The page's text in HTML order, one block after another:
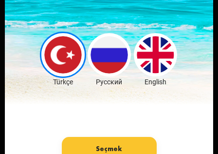
Скачай мобильное
приложение
любимого города
Скачать бесплатно
Türkçe Русский English
Seçmek